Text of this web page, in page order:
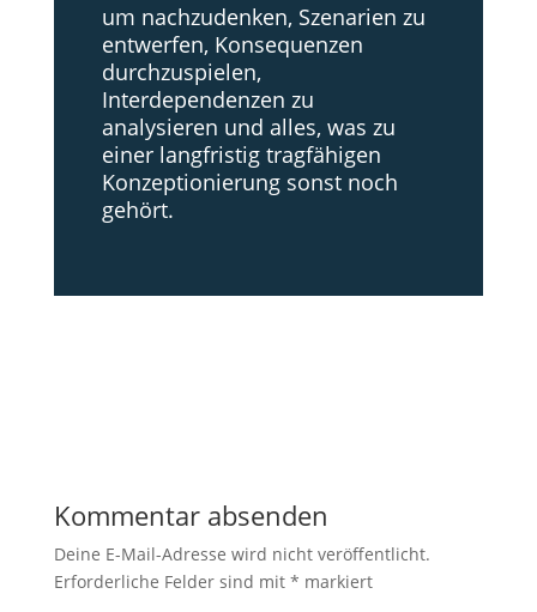
um nachzudenken, Szenarien zu
entwerfen, Konsequenzen
durchzuspielen,
Interdependenzen zu
analysieren und alles, was zu
einer langfristig tragfähigen
Konzeptionierung sonst noch
gehört.
Kommentar absenden
Deine E-Mail-Adresse wird nicht veröffentlicht.
Erforderliche Felder sind mit * markiert